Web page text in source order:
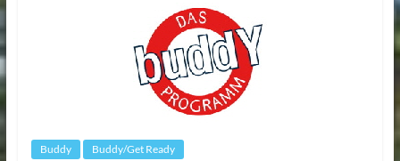
Buddy Buddy/Get Ready